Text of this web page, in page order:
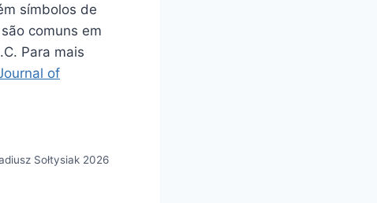
símbolos de
comuns em
Para mais
of
Sołtysiak 2026